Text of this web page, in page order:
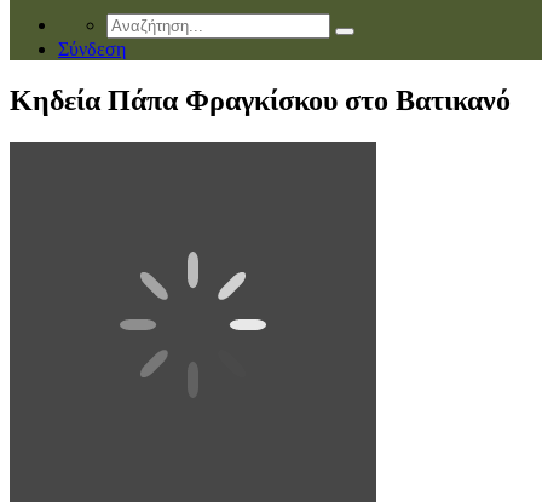
Σύνδεση
Kηδεία Πάπα Φραγκίσκου στο Βατικανό